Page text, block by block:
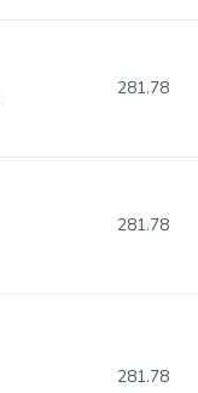
281.78
281.78
281.78